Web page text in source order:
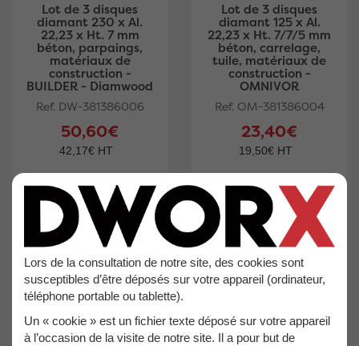
Lot de 3 disques
diamant 230 x Al.
22,23 x Ht. 7 mm
béton, parpaings,
matériaux de
construction -
BUILDER - Diamwood
Ref. DW-381386006
50,60€
42,17€ HT
Lot de 3 disques
diamant 125 x Al.
22,23 x Ht. 7/7/5 mm
béton, carrelage,
tuile, matériaux de
construction -
OMNIVOR
Ref. OM-381386004
23,40€
19,50€ HT
Lors de la consultation de notre site, des cookies sont
susceptibles d’être déposés sur votre appareil (ordinateur,
téléphone portable ou tablette).
Un « cookie » est un fichier texte déposé sur votre appareil
à l’occasion de la visite de notre site. Il a pour but de